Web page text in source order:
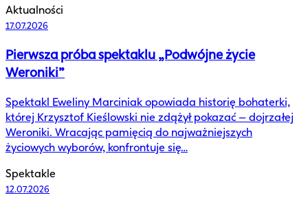
Aktualności
17.07.2026
Pierwsza próba spektaklu „Podwójne życie
Weroniki”
Spektakl Eweliny Marciniak opowiada historię bohaterki,
której Krzysztof Kieślowski nie zdążył pokazać – dojrzałej
Weroniki. Wracając pamięcią do najważniejszych
życiowych wyborów, konfrontuje się…
Spektakle
12.07.2026